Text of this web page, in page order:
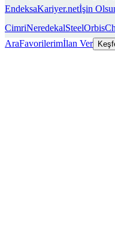
EndeksaKariyer.netİşin
CimriNeredekalSteelOrbis
AraFavorilerimİlan Ver